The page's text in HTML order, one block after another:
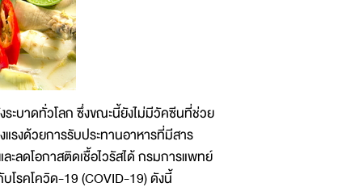
ระบาดทั่วโลก ซึ่งขณะนี้ยังไม่มีวัคซีนที่ช่วย
รงด้วยการรับประทานอาหารที่มีสาร
ะลดโอกาสติดเชื้อไวรัสได้ กรมการแพทย์
โรคโควิด-19 (COVID-19) ดังนี้